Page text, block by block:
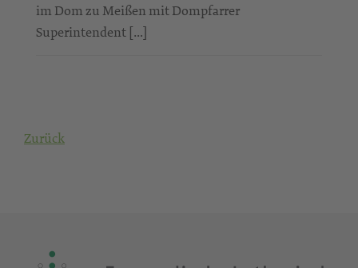
im Dom zu Meißen mit Dompfarrer
Superintendent […]
Zurück